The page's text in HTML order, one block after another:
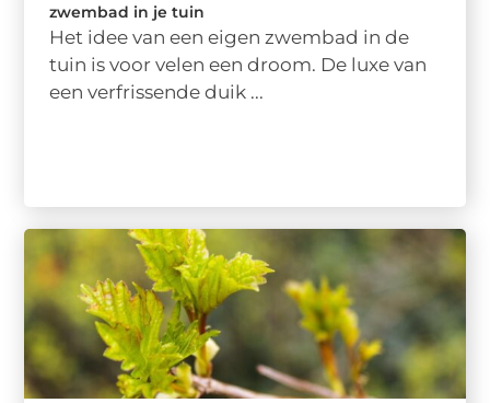
zwembad in je tuin
Het idee van een eigen zwembad in de
tuin is voor velen een droom. De luxe van
een verfrissende duik ...